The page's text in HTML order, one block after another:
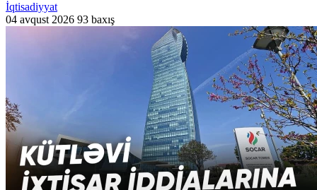
İqtisadiyyat
04 avqust 2026 93 baxış